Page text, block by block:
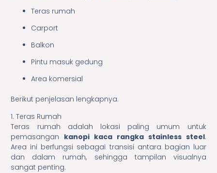
Teras rumah
Carport
Balkon
Pintu masuk gedung
Area komersial
Berikut penjelasan lengkapnya.
1. Teras Rumah
Teras rumah adalah lokasi paling umum untuk
pemasangan kanopi kaca rangka stainless steel.
Area ini berfungsi sebagai transisi antara bagian luar
dan dalam rumah, sehingga tampilan visualnya
sangat penting.